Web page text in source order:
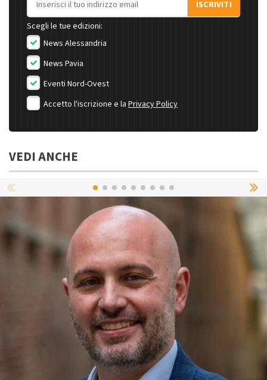
ISCRIVITI
Scegli le tue edizioni:
News Alessandria
News Pavia
Eventi Nord-Ovest
Accetto l'iscrizione e la Privacy Policy
VEDI ANCHE